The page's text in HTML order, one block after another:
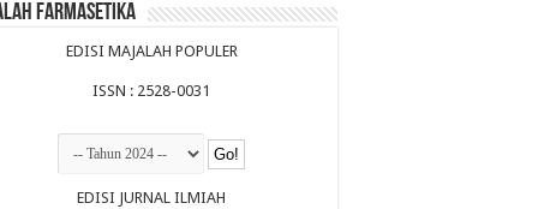
Farmasetika
EDISI MAJALAH POPULER
ISSN : 2528-0031
EDISI JURNAL ILMIAH